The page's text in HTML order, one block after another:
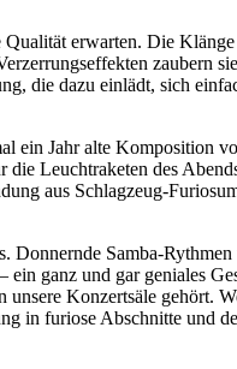
erwarten. Die
zaubern
die dazu einlädt, sich
ein Jahr alte Komposition
die Leuchtraketen des
aus Schlagzeug-
Donnernde Samba-
ganz und gar geniales
unsere Konzertsäle gehört.
in furiose Abschnitte und